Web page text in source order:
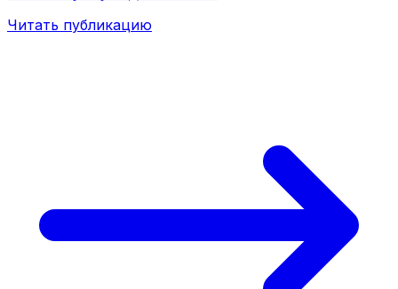
Читать публикацию